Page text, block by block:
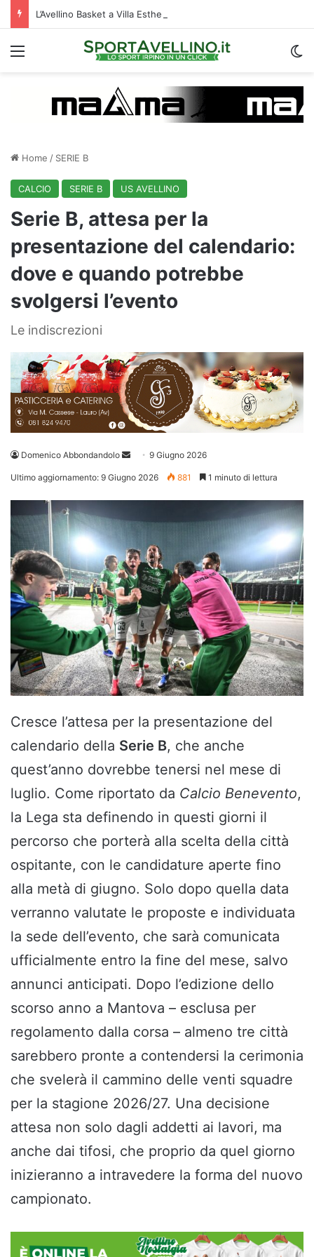
Menu
Home / SERIE B
CALCIO SERIE B US AVELLINO
Serie B, attesa per la
presentazione del calendario:
dove e quando potrebbe
svolgersi l’evento
Le indiscrezioni
Domenico Abbondandolo
Invia 9 Giugno 2026
Ultimo aggiornamento: 9 Giugno 2026 881 1 minuto di lettura
Cresce l’attesa per la presentazione del
calendario della Serie B, che anche
quest’anno dovrebbe tenersi nel mese di
luglio. Come riportato da Calcio Benevento,
la Lega sta definendo in questi giorni il
percorso che porterà alla scelta della città
ospitante, con le candidature aperte fino
alla metà di giugno. Solo dopo quella data
verranno valutate le proposte e individuata
la sede dell’evento, che sarà comunicata
ufficialmente entro la fine del mese, salvo
annunci anticipati. Dopo l’edizione dello
scorso anno a Mantova – esclusa per
regolamento dalla corsa – almeno tre città
sarebbero pronte a contendersi la cerimonia
che svelerà il cammino delle venti squadre
per la stagione 2026/27. Una decisione
attesa non solo dagli addetti ai lavori, ma
anche dai tifosi, che proprio da quel giorno
inizieranno a intravedere la forma del nuovo
campionato.